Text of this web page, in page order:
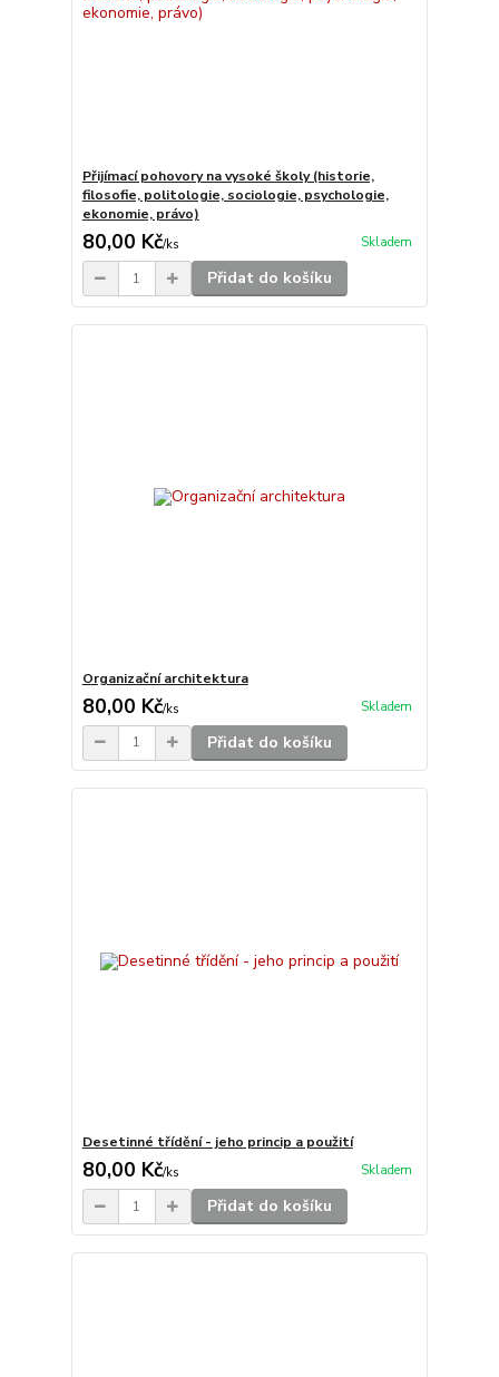
Přijímací pohovory na vysoké školy (historie,
filosofie, politologie, sociologie, psychologie,
ekonomie, právo)
80,00 Kč/ks Skladem
Přidat do košíku
Organizační architektura
80,00 Kč/ks Skladem
Přidat do košíku
Desetinné třídění - jeho princip a použití
80,00 Kč/ks Skladem
Přidat do košíku